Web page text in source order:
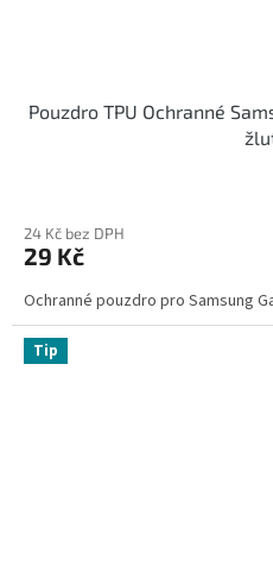
Pouzdro TPU Ochranné
24 Kč bez DPH
29 Kč
Ochranné pouzdro pro Samsung
Tip